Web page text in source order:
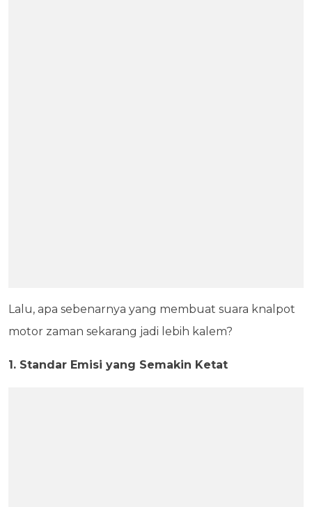
Lalu, apa sebenarnya yang membuat suara knalpot
motor zaman sekarang jadi lebih kalem?
1. Standar Emisi yang Semakin Ketat